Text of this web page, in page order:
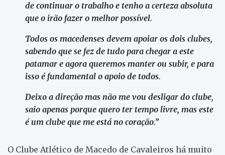
de continuar o trabalho e tenho a certeza absoluta
que o irão fazer o melhor possível.
Todos os macedenses devem apoiar os dois clubes,
sabendo que se fez de tudo para chegar a este
patamar e agora queremos manter ou subir, e para
isso é fundamental o apoio de todos.
Deixo a direção mas não me vou desligar do clube,
saio apenas porque quero ter tempo livre, mas este
é um clube que me está no coração.”
O Clube Atlético de Macedo de Cavaleiros há muito